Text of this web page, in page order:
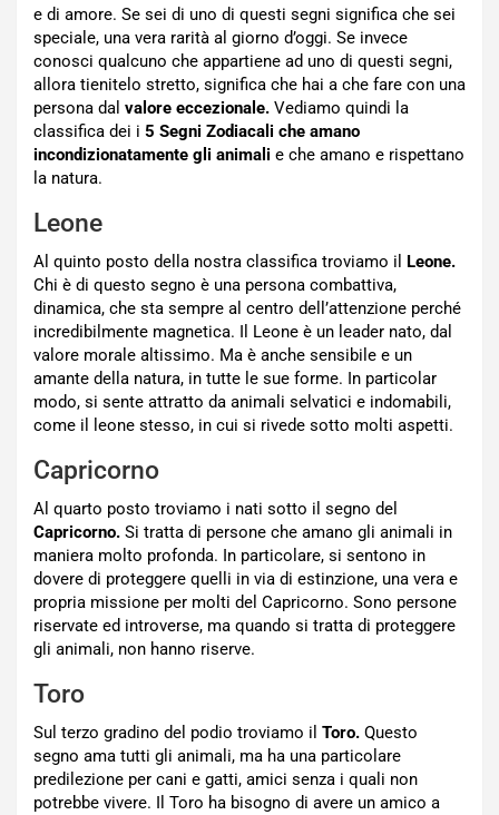
e di amore. Se sei di uno di questi segni significa che sei
speciale, una vera rarità al giorno d’oggi. Se invece
conosci qualcuno che appartiene ad uno di questi segni,
allora tienitelo stretto, significa che hai a che fare con una
persona dal valore eccezionale. Vediamo quindi la
classifica dei i 5 Segni Zodiacali che amano
incondizionatamente gli animali e che amano e rispettano
la natura.
Leone
Al quinto posto della nostra classifica troviamo il
Leone.
Chi è di questo segno è una persona combattiva,
dinamica, che sta sempre al centro dell’attenzione perché
incredibilmente magnetica. Il Leone è un leader nato, dal
valore morale altissimo. Ma è anche sensibile e un
amante della natura, in tutte le sue forme. In particolar
modo, si sente attratto da animali selvatici e indomabili,
come il leone stesso, in cui si rivede sotto molti aspetti.
Capricorno
Al quarto posto troviamo i nati sotto il segno del
Capricorno. Si tratta di persone che amano gli animali in
maniera molto profonda. In particolare, si sentono in
dovere di proteggere quelli in via di estinzione, una vera e
propria missione per molti del Capricorno. Sono persone
riservate ed introverse, ma quando si tratta di proteggere
gli animali, non hanno riserve.
Toro
Sul terzo gradino del podio troviamo il Toro. Questo
segno ama tutti gli animali, ma ha una particolare
predilezione per cani e gatti, amici senza i quali non
potrebbe vivere. Il Toro ha bisogno di avere un amico a